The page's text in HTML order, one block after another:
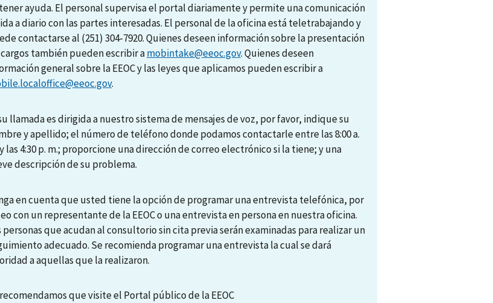
ayuda. El personal supervisa el portal diariamente y permite una comunicación
a diario con las partes interesadas. El personal de la oficina está teletrabajando y
contactarse al (251) 304-7920. Quienes deseen información sobre la presentación
también pueden escribir amobintake@eeoc.gov. Quienes deseen
general sobre la EEOC y las leyes que aplicamos pueden escribir a
.
llamada es dirigida a nuestro sistema de mensajes de voz, por favor, indique su
y apellido; el número de teléfono donde podamos contactarle entre las 8:00 a.
las 4:30 p. m.; proporcione una dirección de correo electrónico si la tiene; y una
descripción de su problema.
en cuenta que usted tiene la opción de programar una entrevista telefónica, por
con un representante de la EEOC o una entrevista en persona en nuestra oficina.
personas que acudan al consultorio sin cita previa serán examinadas para realizar un
adecuado. Se recomienda programar una entrevista la cual se dará
a aquellas que la realizaron.
que visite el Portal público de la EEOC